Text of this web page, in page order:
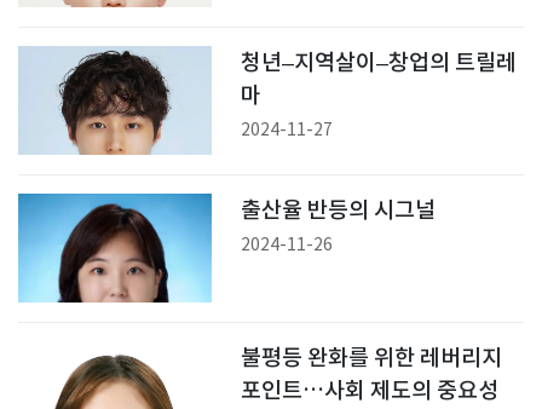
청년–지역살이–창업의 트릴레
마
2024-11-27
출산율 반등의 시그널
2024-11-26
불평등 완화를 위한 레버리지
포인트…사회 제도의 중요성